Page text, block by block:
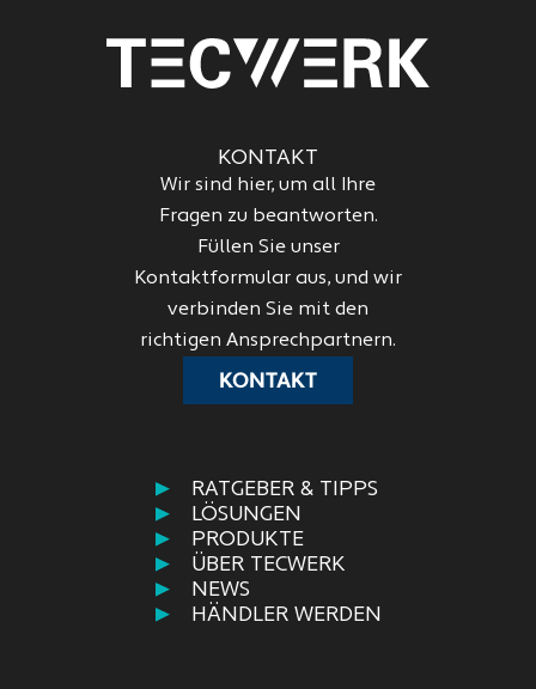
RATGEBER & TIPPS
LÖSUNGEN
PRODUKTE
ÜBER TECWERK
NEWS
HÄNDLER WERDEN
KONTAKT
Wir sind hier, um all Ihre
Fragen zu beantworten.
Füllen Sie unser
Kontaktformular aus, und wir
verbinden Sie mit den
richtigen Ansprechpartnern.
KONTAKT